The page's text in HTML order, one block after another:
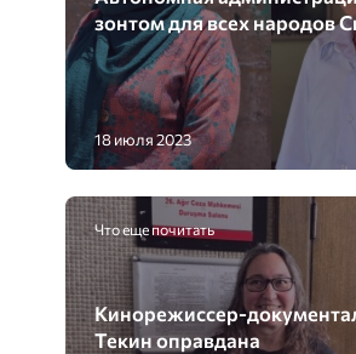
зонтом для всех народов
18 июля 2023
Что еще почитать
Кинорежиссер-
Текин оправдана